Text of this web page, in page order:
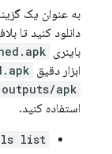
به عنوان یک
دانلود کنید تا
باینری
ابزار دقیق
apk/
استفاده کنید.
list